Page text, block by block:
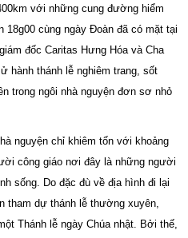
với những cung đường hiểm
cùng ngày Đoàn đã có mặt tại
đốc Caritas Hưng Hóa và Cha
hành thánh lễ nghiêm trang, sốt
trong ngôi nhà nguyện đơn sơ nhỏ
nguyện chỉ khiêm tốn với khoảng
công giáo nơi đây là những người
sống. Do đặc đù về địa hình đi lại
tham dự thánh lễ thường xuyên,
Thánh lễ ngày Chúa nhật. Bởi thế,